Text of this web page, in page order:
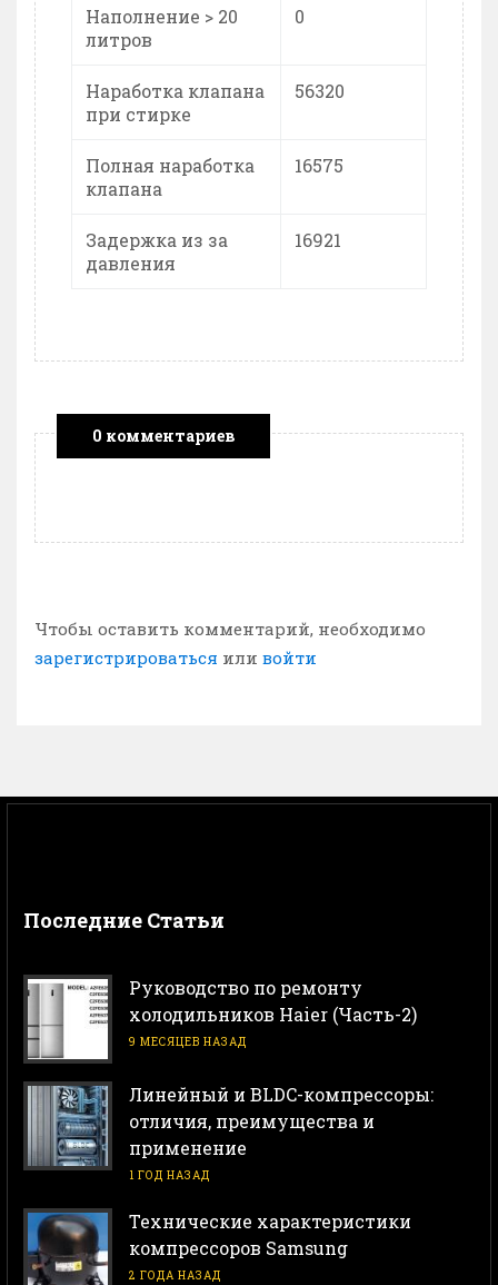
Наполнение > 20
литров
0
Наработка клапана
при стирке
56320
Полная наработка
клапана
16575
Задержка из за
давления
16921
0 комментариев
Чтобы оставить комментарий, необходимо
зарегистрироваться или войти
Последние Статьи
Руководство по ремонту
холодильников Haier (Часть-2)
9 МЕСЯЦЕВ НАЗАД
Линейный и BLDC-компрессоры:
отличия, преимущества и
применение
1 ГОД НАЗАД
Технические характеристики
компрессоров Samsung
2 ГОДА НАЗАД